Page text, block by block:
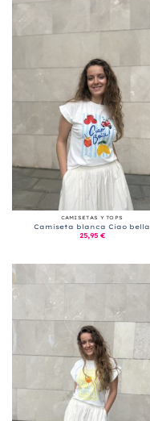
CAMISETAS Y TOPS
Camiseta blanca Ciao bella
25,95 €